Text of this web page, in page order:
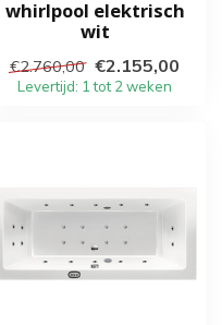
whirlpool elektrisch
wit
€2.760,00 €2.155,00
Levertijd: 1 tot 2 weken